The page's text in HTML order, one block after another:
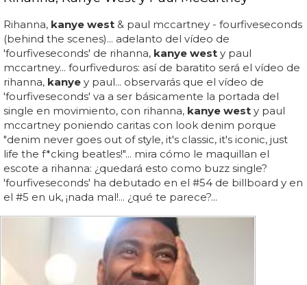
Rihanna, kanye west & paul mccartney - fourfiveseconds
(behind the scenes)... adelanto del vídeo de
'fourfiveseconds' de rihanna, kanye west y paul
mccartney... fourfiveduros: así de baratito será el vídeo de
rihanna, kanye y paul... observarás que el vídeo de
'fourfiveseconds' va a ser básicamente la portada del
single en movimiento, con rihanna, kanye west y paul
mccartney poniendo caritas con look denim porque
"denim never goes out of style, it's classic, it's iconic, just
life the f*cking beatles!"... mira cómo le maquillan el
escote a rihanna: ¿quedará esto como buzz single?
'fourfiveseconds' ha debutado en el #54 de billboard y en
el #5 en uk, ¡nada mal!... ¿qué te parece?...